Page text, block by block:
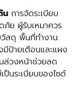
น การจัดระเบียบ
ภัย ผู้รับเหมาควร
สดุ พื้นที่ทำงาน
ป้ายเตือนและแผง
ล่วงหน้าช่วยลด
ป็นระเบียบของไซต์